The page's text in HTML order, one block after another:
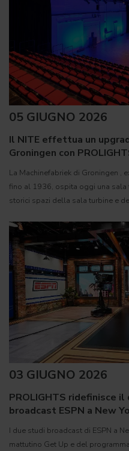
05 GIUGNO 2026
Il NITE effettua un
Groningen con
La Machinefabriek di Groningen ,
fino al 1936, ospita oggi una
storici spazi della sala turbine e
03 GIUGNO 2026
PROLIGHTS ridefinisce
broadcast ESPN a New
I due studi broadcast di ESPN a
mattutino Get Up e del